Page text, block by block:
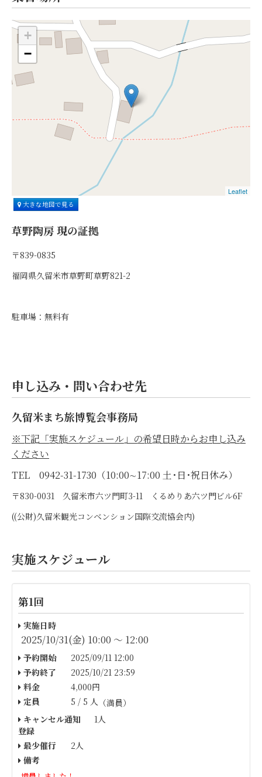
+
−
Leaflet
大きな地図で見る
草野陶房 現の証拠
〒839-0835
福岡県久留米市草野町草野821-2
駐車場：無料有
申し込み・問い合わせ先
久留米まち旅博覧会事務局
※下記「実施スケジュール」 の希望日時からお申し込み
ください
TEL 0942-31-1730（10:00∼17:00 土･日･祝日休み）
〒830-0031 久留米市六ツ門町3-11 くるめりあ六ツ門ビル6F
((公財)久留米観光コンベンション国際交流協会内)
実施スケジュール
第1回
実施日時
2025/10/31(金) 10:00 〜 12:00
予約開始
2025/09/11 12:00
予約終了
2025/10/21 23:59
料金
4,000円
定員
5 / 5 人 （満員）
キャンセル通知
登録
1人
最少催行
2人
備考